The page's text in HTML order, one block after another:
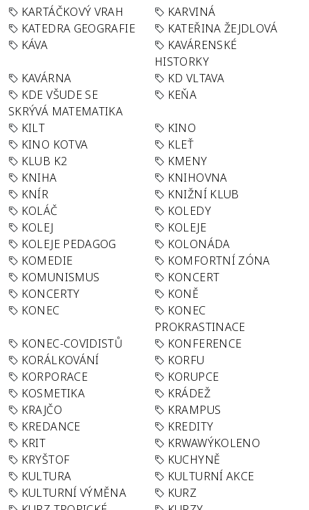
KARTÁČKOVÝ VRAH
KARVINÁ
KATEDRA GEOGRAFIE
KATEŘINA ŽEJDLOVÁ
KÁVA
KAVÁRENSKÉ
HISTORKY
KAVÁRNA
KD VLTAVA
KDE VŠUDE SE
SKRÝVÁ MATEMATIKA
KEŇA
KILT
KINO
KINO KOTVA
KLEŤ
KLUB K2
KMENY
KNIHA
KNIHOVNA
KNÍR
KNIŽNÍ KLUB
KOLÁČ
KOLEDY
KOLEJ
KOLEJE
KOLEJE PEDAGOG
KOLONÁDA
KOMEDIE
KOMFORTNÍ ZÓNA
KOMUNISMUS
KONCERT
KONCERTY
KONĚ
KONEC
KONEC
PROKRASTINACE
KONEC-COVIDISTŮ
KONFERENCE
KORÁLKOVÁNÍ
KORFU
KORPORACE
KORUPCE
KOSMETIKA
KRÁDEŽ
KRAJČO
KRAMPUS
KREDANCE
KREDITY
KRIT
KRWAWÝKOLENO
KRYŠTOF
KUCHYNĚ
KULTURA
KULTURNÍ AKCE
KULTURNÍ VÝMĚNA
KURZ